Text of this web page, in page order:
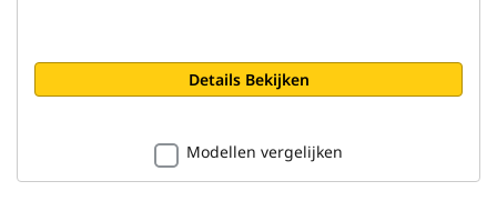
Details Bekijken
Modellen vergelijken